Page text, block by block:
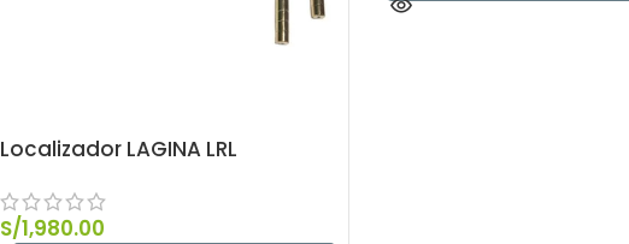
Localizador LAGINA LRL
S/1,980.00